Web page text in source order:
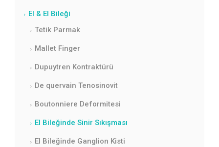
El & El Bileği
Tetik Parmak
Mallet Finger
Dupuytren Kontraktürü
De quervain Tenosinovit
Boutonniere Deformitesi
El Bileğinde Sinir Sıkışması
El Bileğinde Ganglion Kisti